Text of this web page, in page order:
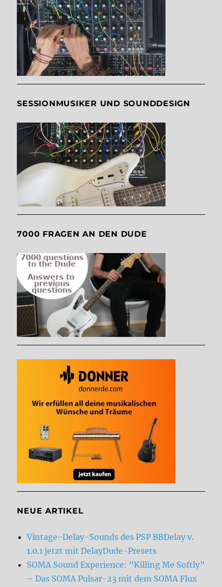
SESSIONMUSIKER UND SOUNDDESIGN
7000 FRAGEN AN DEN DUDE
NEUE ARTIKEL
Vintage-Delay-Sounds des PSP BBDelay v.
1.0.1 jetzt mit DelayDude-Presets
SOMA Sound Experience: “Killing Me Softly”
– Das SOMA Pulsar-23 mit dem SOMA Flux